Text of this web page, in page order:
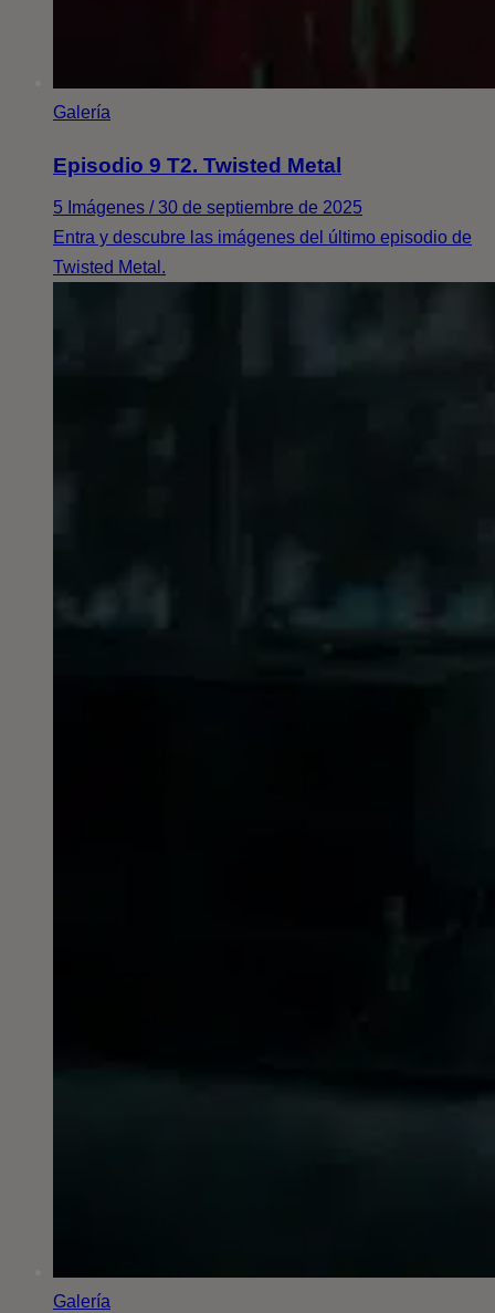
Galería
Episodio 9 T2. Twisted Metal
5 Imágenes / 30 de septiembre de 2025
Entra y descubre las imágenes del último episodio de
Twisted Metal.
Galería